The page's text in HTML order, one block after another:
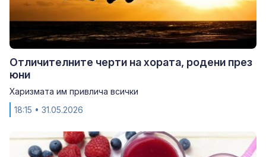
Отличителните черти на хората, родени през
юни
Харизмата им привлича всички
18:15 • 31.05.2026